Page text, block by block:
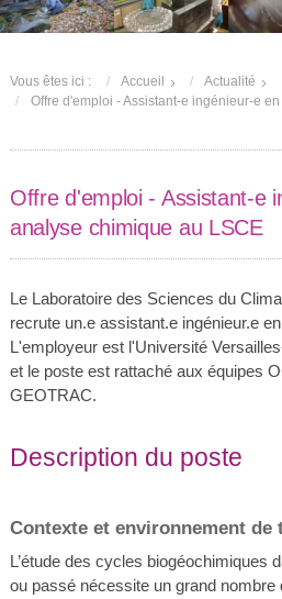
Vous êtes ici : Accueil
Actualité
Offre d'emploi - Assistant-e ingénieur-e
Offre d'emploi - Assistant-e
analyse chimique au LSCE
Le Laboratoire des Sciences du
recrute un.e assistant.e ingénieur.e
L'employeur est l'Université
et le poste est rattaché aux équipes
GEOTRAC.
Description du poste
Contexte et environnement de
L’étude des cycles biogéochimiques
ou passé nécessite un grand nombre